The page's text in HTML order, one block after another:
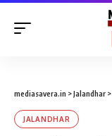
mediasavera.in >Jalandhar >
JALANDHAR